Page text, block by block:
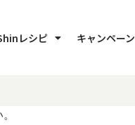
レシピ キャンペーン